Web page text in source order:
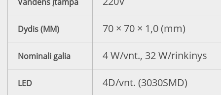
Dydis (MM) 70 × 70 × 1,0 (mm)
Nominali galia 4 W/vnt., 32 W/rinkinys
LED 4D/vnt. (3030SMD)